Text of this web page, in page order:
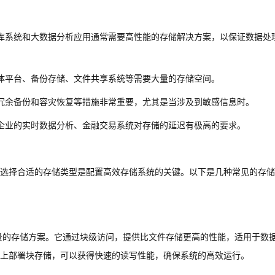
统和大数据分析应用通常需要高性能的存储解决方案，以保证数据处
台、备份存储、文件共享系统等需要大量的存储空间。
备份和容灾恢复等措施非常重要，尤其是当涉及到敏感信息时。
的实时数据分析、金融交易系统对存储的延迟有极高的要求。
择合适的存储类型是配置高效存储系统的关键。以下是几种常见的存
存储方案。它通过块级访问，提供比文件存储更高的性能，适用于数
署块存储，可以获得快速的读写性能，确保系统的高效运行。